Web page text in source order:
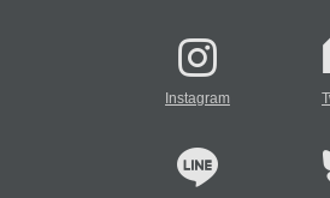
Instagram